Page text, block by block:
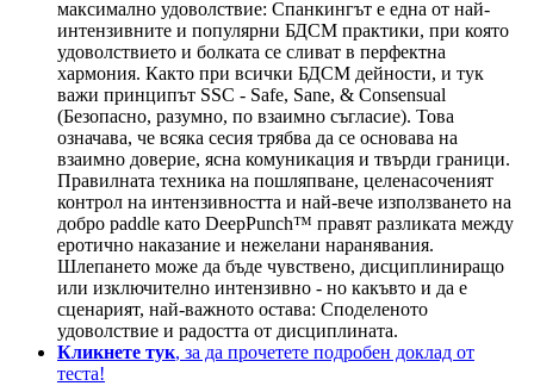
максимално удоволствие: Спанкингът е една от най-
интензивните и популярни БДСМ практики, при която
удоволствието и болката се сливат в перфектна
хармония. Както при всички БДСМ дейности, и тук
важи принципът SSC - Safe, Sane, & Consensual
(Безопасно, разумно, по взаимно съгласие). Това
означава, че всяка сесия трябва да се основава на
взаимно доверие, ясна комуникация и твърди граници.
Правилната техника на пошляпване, целенасоченият
контрол на интензивността и най-вече използването на
добро paddle като DeepPunch™ правят разликата между
еротично наказание и нежелани наранявания.
Шлепането може да бъде чувствено, дисциплиниращо
или изключително интензивно - но какъвто и да е
сценарият, най-важното остава: Споделеното
удоволствие и радостта от дисциплината.
Кликнете тук, за да прочетете подробен доклад от
теста!